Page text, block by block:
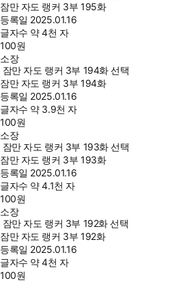
잠만 자도 랭커 3부 195화
등록일 2025.01.16
글자수 약 4천 자
100원
소장
잠만 자도 랭커 3부 194화 선택
잠만 자도 랭커 3부 194화
등록일 2025.01.16
글자수 약 3.9천 자
100원
소장
잠만 자도 랭커 3부 193화 선택
잠만 자도 랭커 3부 193화
등록일 2025.01.16
글자수 약 4.1천 자
100원
소장
잠만 자도 랭커 3부 192화 선택
잠만 자도 랭커 3부 192화
등록일 2025.01.16
글자수 약 4천 자
100원